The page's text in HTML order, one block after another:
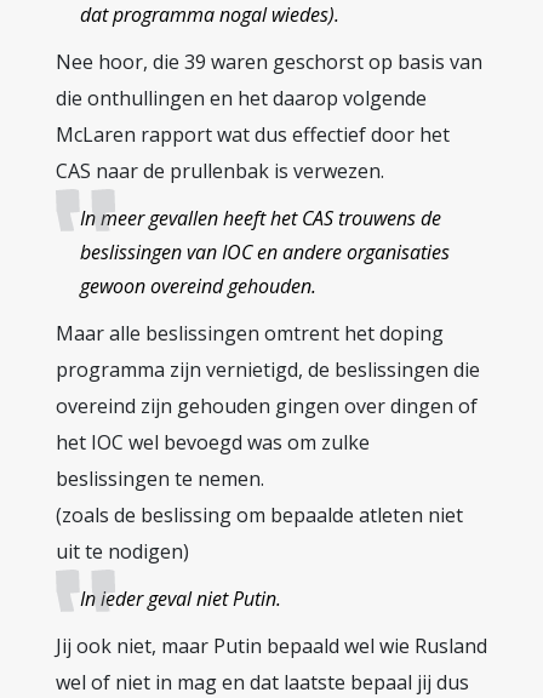
dat programma nogal wiedes).
Nee hoor, die 39 waren geschorst op basis van
die onthullingen en het daarop volgende
McLaren rapport wat dus effectief door het
CAS naar de prullenbak is verwezen.
In meer gevallen heeft het CAS trouwens de
beslissingen van IOC en andere organisaties
gewoon overeind gehouden.
Maar alle beslissingen omtrent het doping
programma zijn vernietigd, de beslissingen die
overeind zijn gehouden gingen over dingen of
het IOC wel bevoegd was om zulke
beslissingen te nemen.
(zoals de beslissing om bepaalde atleten niet
uit te nodigen)
In ieder geval niet Putin.
Jij ook niet, maar Putin bepaald wel wie Rusland
wel of niet in mag en dat laatste bepaal jij dus